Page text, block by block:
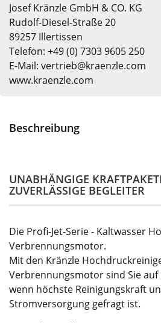
Josef Kränzle GmbH & CO. KG
Rudolf-Diesel-Straße 20
89257 Illertissen
Telefon: +49 (0) 7303 9605 250
E-Mail: vertrieb@kraenzle.com
www.kraenzle.com
Beschreibung
UNABHÄNGIGE
ZUVERLÄSSIGE BEGLEITER
Die Profi-Jet-Serie - Kaltwasser
Verbrennungsmotor.
Mit den Kränzle
Verbrennungsmotor sind Sie auf
wenn höchste Reinigungskraft
Stromversorgung gefragt ist.